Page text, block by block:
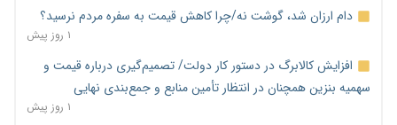
دام ارزان شد، گوشت نه/چرا کاهش قیمت به سفره مردم نرسید؟
۱ روز پیش
افزایش کالابرگ در دستور کار دولت/ تصمیم‌گیری درباره قیمت و
سهمیه بنزین همچنان در انتظار تأمین منابع و جمع‌بندی نهایی
۱ روز پیش